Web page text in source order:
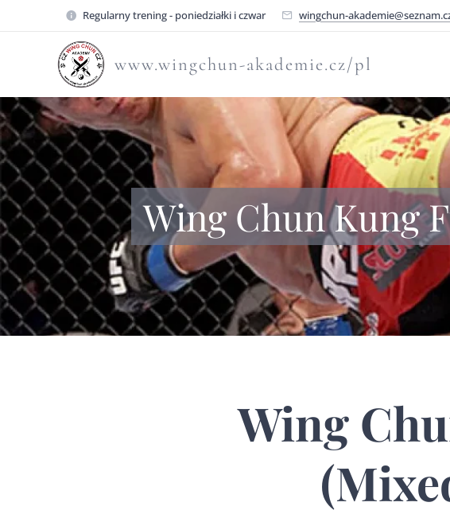
Regularny trening - poniedziałki i czwar wingchun-
www.wingchun-akademie.cz/pl
Wing Chun Kung
Wing